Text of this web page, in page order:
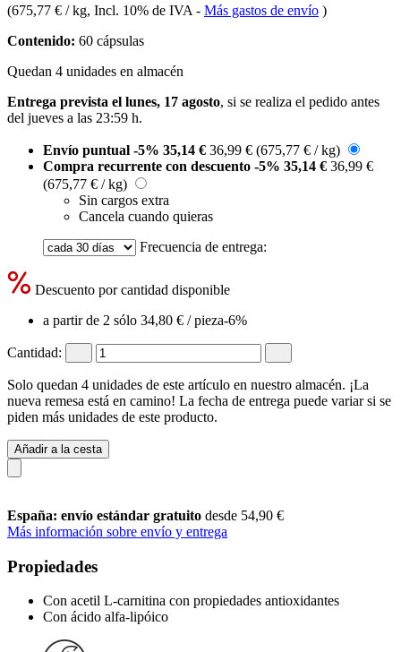
(675,77 € / kg, Incl. 10% de IVA - Más gastos de envío )
Contenido: 60 cápsulas
Quedan 4 unidades en almacén
Entrega prevista el lunes, 17 agosto, si se realiza el pedido antes
del jueves a las 23:59 h.
Envío puntual -5% 35,14 € 36,99 € (675,77 € / kg)
Compra recurrente con descuento -5% 35,14 € 36,99 €
(675,77 € / kg)
Sin cargos extra
Cancela cuando quieras
Frecuencia de entrega:
Descuento por cantidad disponible
a partir de 2 sólo 34,80 € / pieza-6%
Cantidad:
Solo quedan 4 unidades de este artículo en nuestro almacén. ¡La
nueva remesa está en camino! La fecha de entrega puede variar si se
piden más unidades de este producto.
Añadir a la cesta
España: envío estándar gratuito desde 54,90 €
Más información sobre envío y entrega
Propiedades
Con acetil L-carnitina con propiedades antioxidantes
Con ácido alfa-lipóico